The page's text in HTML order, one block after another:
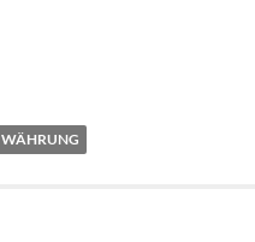
WÄHRUNG